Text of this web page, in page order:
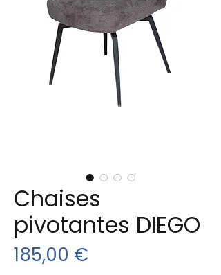
Chaises
pivotantes DIEGO
185,00 €